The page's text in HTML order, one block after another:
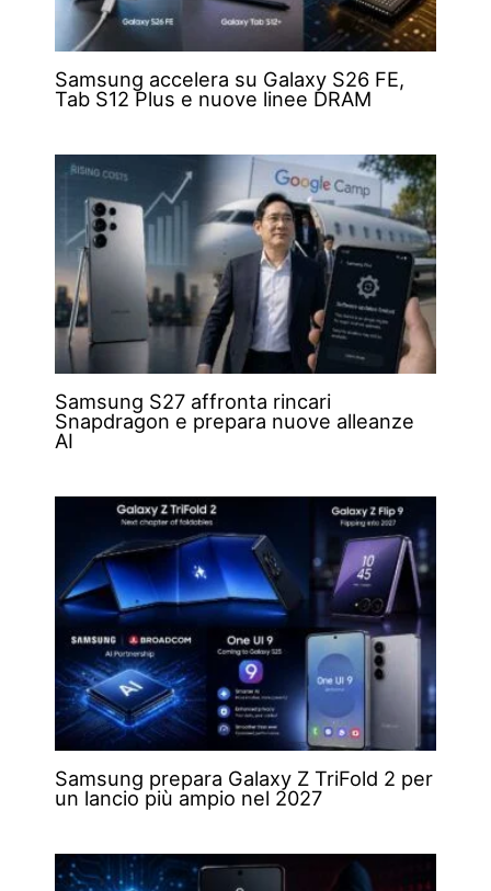
Samsung accelera su Galaxy S26 FE,
Tab S12 Plus e nuove linee DRAM
Samsung S27 affronta rincari
Snapdragon e prepara nuove alleanze
AI
Samsung prepara Galaxy Z TriFold 2 per
un lancio più ampio nel 2027